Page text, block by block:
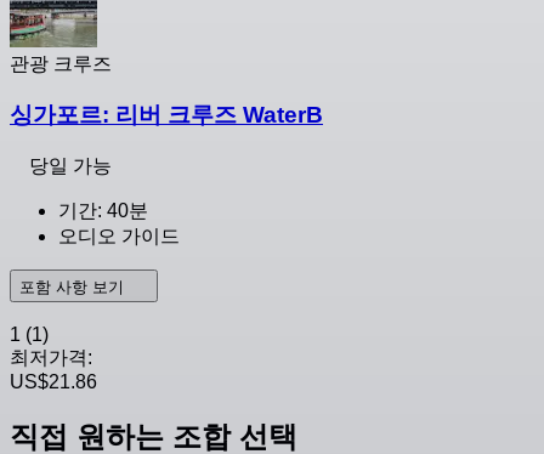
관광 크루즈
싱가포르: 리버 크루즈 WaterB
당일 가능
기간: 40분
오디오 가이드
포함 사항 보기
1 (1)
최저가격:
US$21.86
직접 원하는 조합 선택